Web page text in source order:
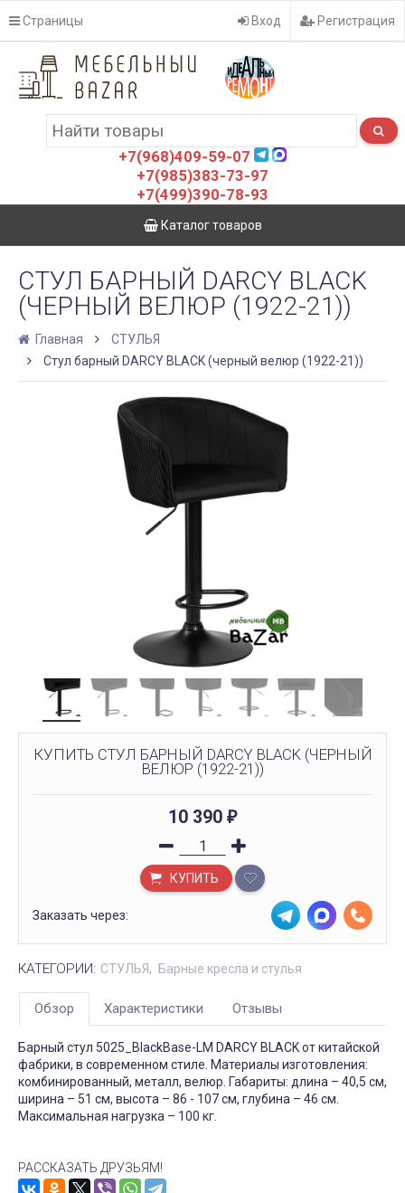
Страницы Вход Регистрация
+7(968)409-59-07
+7(985)383-73-97
+7(499)390-78-93
Каталог товаров
СТУЛ БАРНЫЙ DARCY BLACK
(ЧЕРНЫЙ ВЕЛЮР (1922-21))
Главная
СТУЛЬЯ
Стул барный DARCY BLACK (черный велюр (1922-21))
КУПИТЬ СТУЛ БАРНЫЙ DARCY BLACK (ЧЕРНЫЙ
ВЕЛЮР (1922-21))
10 390 ₽
КУПИТЬ
Заказать через:
КАТЕГОРИИ: СТУЛЬЯ Барные кресла и стулья
Обзор Характеристики Отзывы
Барный стул 5025_BlackBase-LM DARCY BLACK от китайской
фабрики, в современном стиле. Материалы изготовления:
комбинированный, металл, велюр. Габариты: длина – 40,5 см,
ширина – 51 см, высота – 86 - 107 см, глубина – 46 см.
Максимальная нагрузка – 100 кг.
РАССКАЗАТЬ ДРУЗЬЯМ!